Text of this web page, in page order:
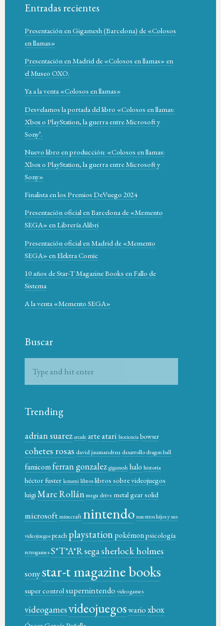
Entradas recientes
Presentación en Gigamesh (Barcelona) de «Colosos
en llamas»
Presentación en Madrid de «Colosos en llamas» en
el Museo OXO.
Ya a la venta «Colosos en llamas»
Desvelamos la portada del libro «Colosos en llamas:
Xbox o PlayStation, la guerra entre Microsoft y
Sony’.
Nuevo libro en producción: «Colosos en llamas:
Xbox o PlayStation, la guerra entre Microsoft y
Sony»
Finalista en los Premios DeVuego 2024
Presentación oficial en Barcelona de «Memento
SEGA» en Librería Alibri
Presentación oficial en Madrid de «Memento
SEGA» en Elektra Comic
10 años de Star-T Magazine Books en Fallo de
Sistema
A la venta «Memento SEGA»
Buscar
Trending
adrian suarez arcade arteatari biociencia bowser
cohetes rosas david jaumandreu desarrollodragon ball
famicomferran gonzalez gigamesh halo historia
héctor fuster konami libroslibros sobre videojuegos
luigiMarc Rollánmega drive metal gear solid
microsoftminecraft nintendonuestros hijos y sus
videojuegospeach playstationpokémonpsicología
retrogamesS*T*A*Rsegasherlock holmes
sonystar-t magazine books
super control supernintendo video games
videogamesvideojuegoswarioxbox